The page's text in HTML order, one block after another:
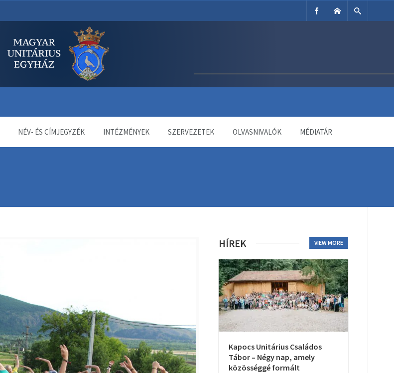
NÉV- ÉS CÍMJEGYZÉK INTÉZMÉNYEK SZERVEZETEK OLVASNIVALÓK MÉDIATÁR
HÍREK VIEW MORE
Kapocs Unitárius Családos
Tábor – Négy nap, amely
közösséggé formált